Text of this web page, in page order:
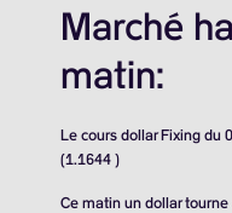
Marché
matin:
Le cours dollar Fixing du
(1.1644 )
Ce matin un dollar